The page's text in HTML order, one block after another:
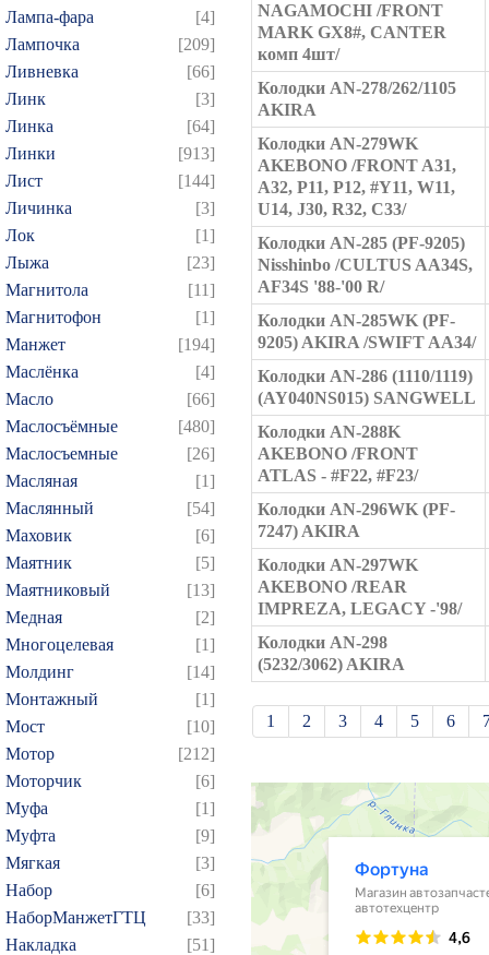
Лампа-фара
[4]
Лампочка
[209]
Ливневка
[66]
Линк
[3]
Линка
[64]
Линки
[913]
Лист
[144]
Личинка
[3]
Лок
[1]
Лыжа
[23]
Магнитола
[11]
Магнитофон
[1]
Манжет
[194]
Маслёнка
[4]
Масло
[66]
Маслосъёмные
[480]
Маслосъемные
[26]
Масляная
[1]
Маслянный
[54]
Маховик
[6]
Маятник
[5]
Маятниковый
[13]
Медная
[2]
Многоцелевая
[1]
Молдинг
[14]
Монтажный
[1]
Мост
[10]
Мотор
[212]
Моторчик
[6]
Муфа
[1]
Муфта
[9]
Мягкая
[3]
Набор
[6]
НаборМанжетГТЦ
[33]
Накладка
[51]
NAGAMOCHI /FRONT
MARK GX8#, CANTER
комп 4шт/
Колодки AN-278/262/1105
AKIRA
Колодки AN-279WK
AKEBONO /FRONT A31,
A32, P11, P12, #Y11, W11,
U14, J30, R32, C33/
Колодки AN-285 (PF-9205)
Nisshinbo /CULTUS AA34S,
AF34S '88-'00 R/
Колодки AN-285WK (PF-
9205) AKIRA /SWIFT AA34/
Колодки AN-286 (1110/1119)
(AY040NS015) SANGWELL
Колодки AN-288K
AKEBONO /FRONT
ATLAS - #F22, #F23/
Колодки AN-296WK (PF-
7247) AKIRA
Колодки AN-297WK
AKEBONO /REAR
IMPREZA, LEGACY -'98/
Колодки AN-298
(5232/3062) AKIRA
1 2 3 4 5 6